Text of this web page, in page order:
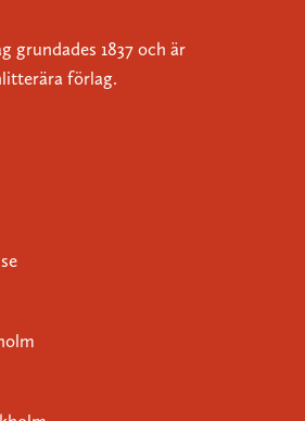
grundades 1837 och är
förlag.